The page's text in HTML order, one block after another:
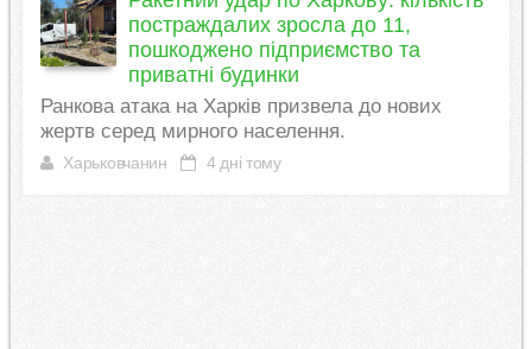
постраждалих зросла до 11,
пошкоджено підприємство та
приватні будинки
Ранкова атака на Харків призвела до нових
жертв серед мирного населення.
Харьковчанин 4 дні тому